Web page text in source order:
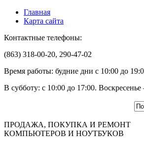
Главная
Карта сайта
Контактные телефоны:
(863) 318-00-20, 290-47-02
Время работы: будние дни с 10:00 до
В субботу: с 10:00 до 17:00.
ПРОДАЖА, ПОКУПКА И РЕМОНТ
КОМПЬЮТЕРОВ И НОУТБУКОВ